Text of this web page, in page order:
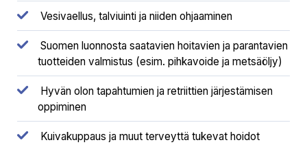
Vesivaellus, talviuinti ja niiden ohjaaminen
Suomen luonnosta saatavien hoitavien ja parantavien
tuotteiden valmistus (esim. pihkavoide ja metsäöljy)
Hyvän olon tapahtumien ja retriittien järjestämisen
oppiminen
Kuivakuppaus ja muut terveyttä tukevat hoidot